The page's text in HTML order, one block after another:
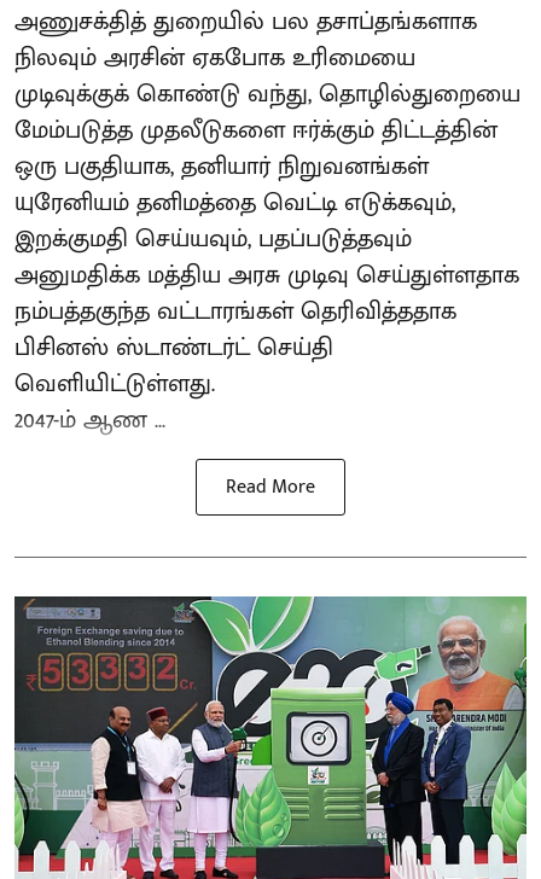
அணுசக்தித் துறையில் பல தசாப்தங்களாக
நிலவும் அரசின் ஏகபோக உரிமையை
முடிவுக்குக் கொண்டு வந்து, தொழில்துறையை
மேம்படுத்த முதலீடுகளை ஈர்க்கும் திட்டத்தின்
ஒரு பகுதியாக, தனியார் நிறுவனங்கள்
யுரேனியம் தனிமத்தை வெட்டி எடுக்கவும்,
இறக்குமதி செய்யவும், பதப்படுத்தவும்
அனுமதிக்க மத்திய அரசு முடிவு செய்துள்ளதாக
நம்பத்தகுந்த வட்டாரங்கள் தெரிவித்ததாக
பிசினஸ் ஸ்டாண்டர்ட் செய்தி
வெளியிட்டுள்ளது.
2047-ம் ஆண ...
Read More